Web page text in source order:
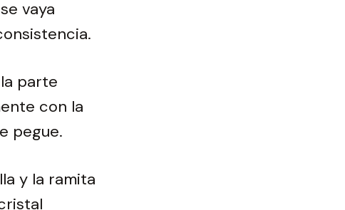
vaya
parte
con la
pegue.
y la ramita